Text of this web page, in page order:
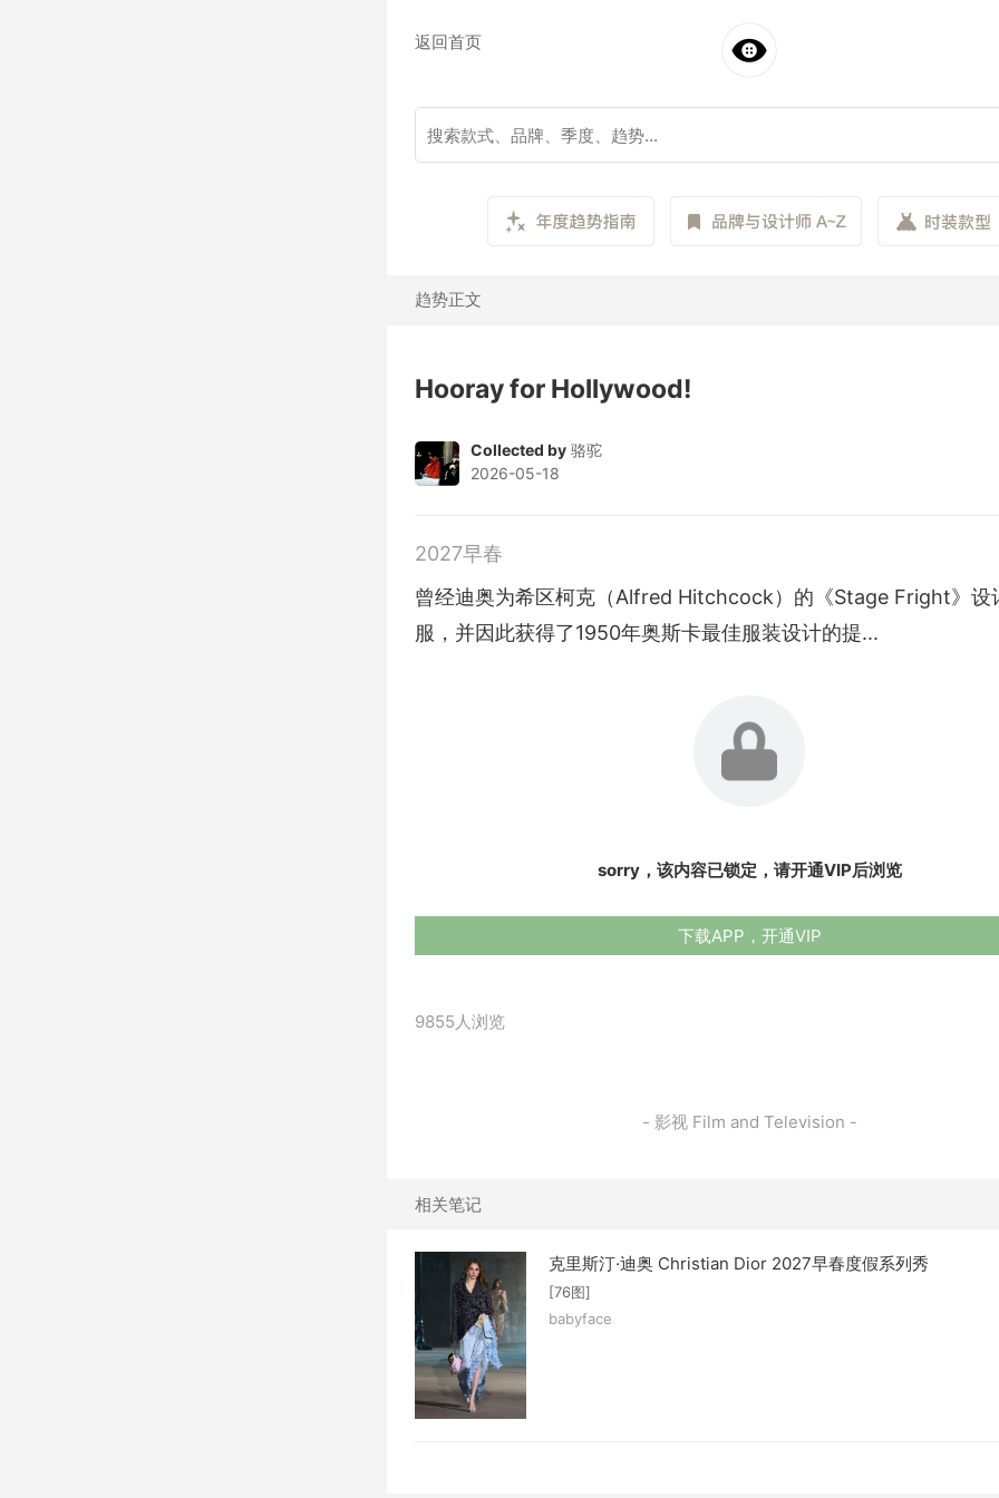
返回首页
趋势正文
Hooray for Hollywood!
Collected by 骆驼
2026-05-18
2027早春
曾经迪奥为希区柯克（Alfred Hitchcock）的《Stage Fright》设
服，并因此获得了1950年奥斯卡最佳服装设计的提...
sorry，该内容已锁定，请开通VIP后浏览
下载APP，开通VIP
9855人浏览
- 影视 Film and Television -
相关笔记
克里斯汀·迪奥 Christian Dior 2027早春度假系列秀
[76图]
babyface